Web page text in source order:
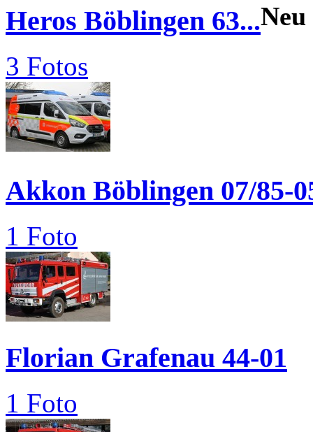
Heros Böblingen 63...Neu
3 Fotos
Akkon Böblingen 07/85-
1 Foto
Florian Grafenau 44-01
1 Foto